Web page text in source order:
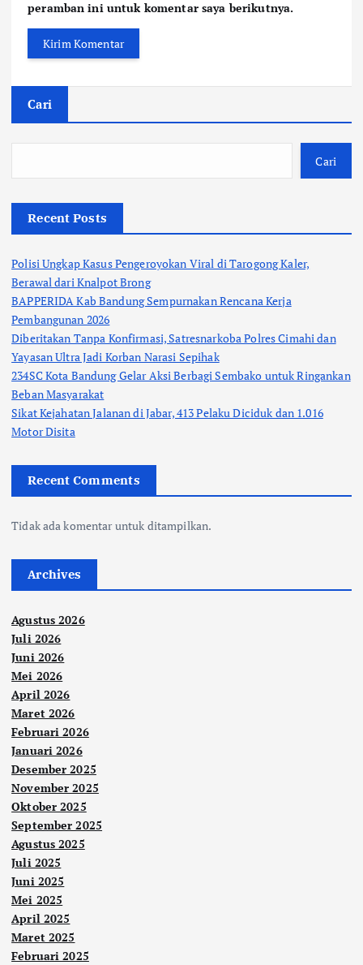
peramban ini untuk komentar saya berikutnya.
Cari
Cari
Recent Posts
Polisi Ungkap Kasus Pengeroyokan Viral di Tarogong Kaler,
Berawal dari Knalpot Brong
BAPPERIDA Kab Bandung Sempurnakan Rencana Kerja
Pembangunan 2026
Diberitakan Tanpa Konfirmasi, Satresnarkoba Polres Cimahi dan
Yayasan Ultra Jadi Korban Narasi Sepihak
234SC Kota Bandung Gelar Aksi Berbagi Sembako untuk Ringankan
Beban Masyarakat
Sikat Kejahatan Jalanan di Jabar, 413 Pelaku Diciduk dan 1.016
Motor Disita
Recent Comments
Tidak ada komentar untuk ditampilkan.
Archives
Agustus 2026
Juli 2026
Juni 2026
Mei 2026
April 2026
Maret 2026
Februari 2026
Januari 2026
Desember 2025
November 2025
Oktober 2025
September 2025
Agustus 2025
Juli 2025
Juni 2025
Mei 2025
April 2025
Maret 2025
Februari 2025